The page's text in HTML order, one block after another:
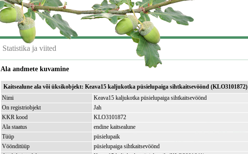
Statistika ja viited
Ala andmete kuvamine
Kaitsealune ala või üksikobjekt: Keava15 kaljukotka püsielupaiga sihtkaitsevöönd (KLO3101872)
Nimi
Keava15 kaljukotka püsielupaiga sihtkaitsevöönd
On registriobjekt
Jah
KKR kood
KLO3101872
Ala staatus
endine kaitsealune
Tüüp
püsielupaik
Vöönditüüp
püsielupaiga sihtkaitsevöönd